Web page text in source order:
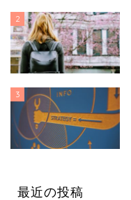
2
3
最近の投稿